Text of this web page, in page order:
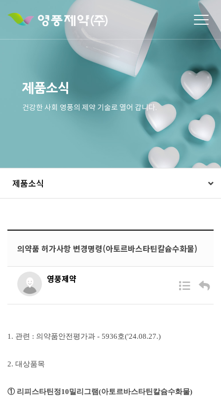
제품소식
건강한 사회 영풍의 제약 기술로 열어 갑니다.
제품소식
의약품 허가사항 변경명령(아토르바스타틴칼슘수화물)
영풍제약
1. 관련 : 의약품안전평가과 - 5936호('24.08.27.)
2. 대상품목
① 리피스타틴정10밀리그램(아토르바스타틴칼슘수화물)